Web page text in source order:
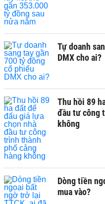
Tự doanh
DMX cho ai?
Thu hồi 89
đầu tư công
không
Dòng tiền
mua vào?